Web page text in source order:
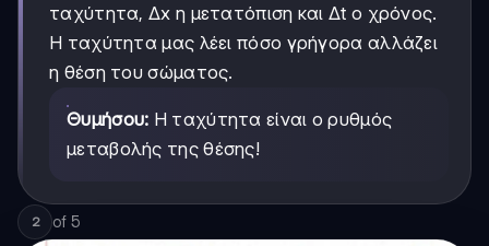
ταχύτητα, Δx η μετατόπιση και Δt ο χρόνος.
Η ταχύτητα μας λέει πόσο γρήγορα αλλάζει
η θέση του σώματος.
Θυμήσου: Η ταχύτητα είναι ο ρυθμός
μεταβολής της θέσης!
2 of 5